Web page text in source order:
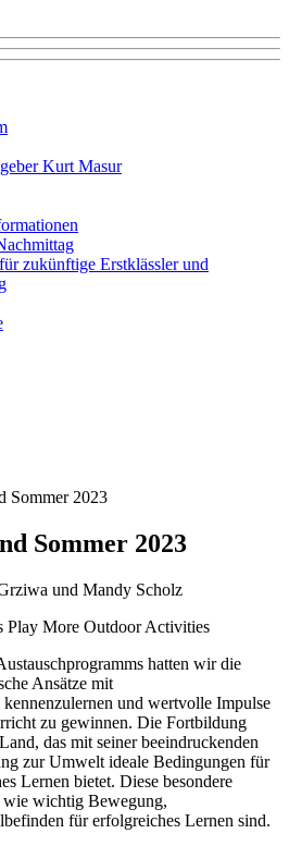
Kurt Masur
zukünftige Erstklässler und
Sommer 2023
Sommer 2023
und Mandy Scholz
Play More Outdoor Activities
hatten wir die
Ansätze mit
kennenzulernen und wertvolle Impulse
zu gewinnen. Die Fortbildung
das mit seiner beeindruckenden
zur Umwelt ideale Bedingungen für
Lernen bietet. Diese besondere
wie wichtig Bewegung,
für erfolgreiches Lernen sind.